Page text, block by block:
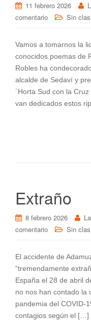
11 febrero 2026
comentario
Sin
Vamos a tomarnos la
conocidos poemas de
Robles ha
alcalde de Sedaví y
´Horta Sud con la
van dedicados estos
Extraño
8 febrero 2026
comentario
Sin
El accidente de
“tremendamente
España el 28 de abril
no nos han contado la
pandemia del COVID-
contagios según el […]